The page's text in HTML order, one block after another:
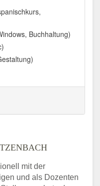
Abensberg
Aktualisiert: August 2021
6 - 8, 94209
Buchhaltung)
mit der
und als Dozenten